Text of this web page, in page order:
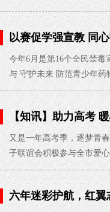
以赛促学强宣教 同
活动 2026-06-26
今年6月是第16个全民禁毒
与 守护未来 防范青少年药
【知讯】助力高考
09
又是一年高考季，逐梦青
子联谊会积极参与全市爱
六年迷彩护航，红